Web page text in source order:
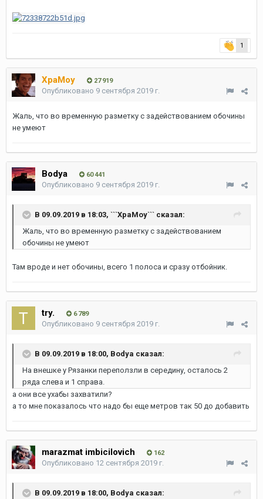
1
XpaMoy 27 919
Опубликовано 9 сентября 2019 г.
Жаль, что во временную разметку с задействованием обочины
не умеют
Bodya 60 441
Опубликовано 9 сентября 2019 г.
В 09.09.2019 в 18:03, ```XpaMoy``` сказал:
Жаль, что во временную разметку с задействованием
обочины не умеют
Там вроде и нет обочины, всего 1 полоса и сразу отбойник.
try. 6 789
Опубликовано 9 сентября 2019 г.
В 09.09.2019 в 18:00, Bodya сказал:
На внешке у Рязанки переползли в середину, осталось 2
ряда слева и 1 справа.
а они все ухабы захватили?
а то мне показалось что надо бы еще метров так 50 до добавить
marazmat imbicilovich 162
Опубликовано 12 сентября 2019 г.
В 09.09.2019 в 18:00, Bodya сказал: